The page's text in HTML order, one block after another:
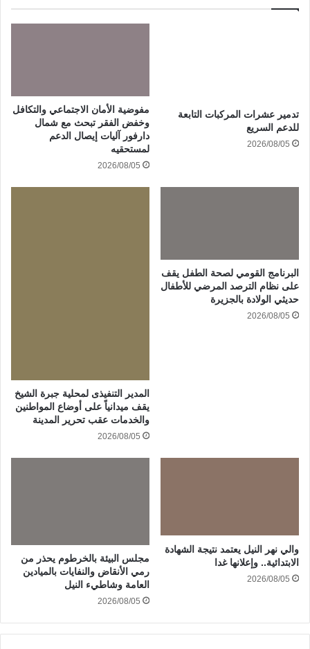
تدمير عشرات المركبات التابعة
للدعم السريع
2026/08/05
مفوضية الأمان الاجتماعي والتكافل
وخفض الفقر تبحث مع شمال
دارفور آليات إيصال الدعم
لمستحقيه
2026/08/05
البرنامج القومي لصحة الطفل يقف
على نظام الترصد المرضي للأطفال
حديثي الولادة بالجزيرة
2026/08/05
المدير التنفيذى لمحلية جبرة الشيخ
يقف ميدانياً على أوضاع المواطنين
والخدمات عقب تحرير المدينة
2026/08/05
والي نهر النيل يعتمد نتيجة الشهادة
الابتدائية.. وإعلانها غدا
2026/08/05
مجلس البيئة بالخرطوم يحذر من
رمي الأنقاض والنفايات بالميادين
العامة وشاطيء النيل
2026/08/05